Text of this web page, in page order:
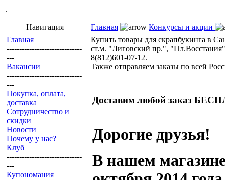
.
Навигация
Главная
------------------------------
---
Вакансии
------------------------------
---
Покупка, оплата,
доставка
Сотрудничество и
скидки
Новости
Почему у нас?
Клуб
------------------------------
---
Купономания
Главная
Конкурсы и акции
Купить товары для скрапбукинга в
ст.м. "Лиговский пр.",
8(812)601-07-12.
Также отправляем заказы по всей
Доставим любой заказ
Дорогие друзья!
В нашем